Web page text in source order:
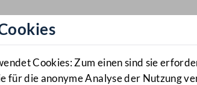
Cookies: Zum einen sind sie
für die anonyme Analyse der Nutzung